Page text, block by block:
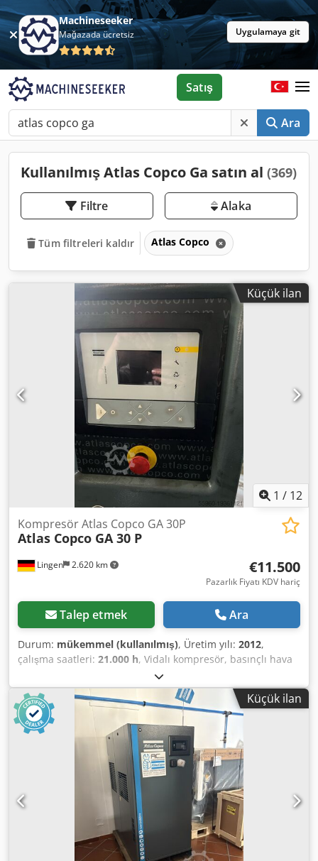
Machineseeker
Mağazada ücretsiz Uygulamaya git
Ara
Satış
Kullanılmış Atlas Copco Ga satın al (369)
Filtre Alaka
Tüm filtreleri kaldır Atlas Copco
Küçük ilan
1 / 12
Lingen 2.620 km
Kompresör Atlas Copco GA 30P
Atlas Copco GA 30 P
€11.500
Pazarlık Fiyatı KDV hariç
Talep etmek Ara
Durum: mükemmel (kullanılmış), Üretim yılı: 2012,
çalışma saatleri: 21.000 h, Vidalı kompresör, basınçlı hava
tankı, kurutucu, yağ ayırıcı, Mühlheim an der Ruhr
lokasyonu Chodpfxewr Nnbo Aptsa
Küçük ilan